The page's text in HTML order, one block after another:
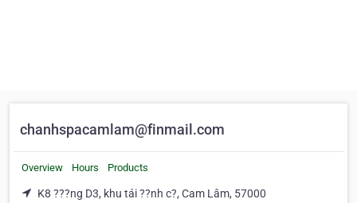
chanhspacamlam@finmail.com
Overview Hours Products
K8 ???ng D3, khu tái ??nh c?, Cam Lâm, 57000